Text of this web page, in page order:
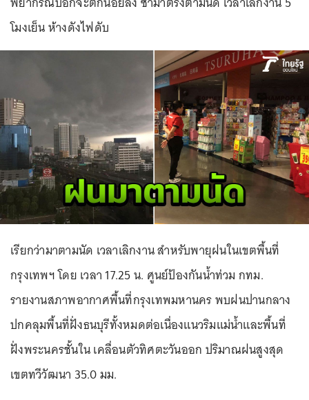
โมงเย็น ห้างดังไฟดับ
เรียกว่ามาตามนัด เวลาเลิกงาน สำหรับพายุฝนในเขตพื้นที่
กรุงเทพฯ โดย เวลา 17.25 น. ศูนย์ป้องกันน้ำท่วม กทม.
รายงานสภาพอากาศพื้นที่กรุงเทพมหานคร พบฝนปานกลาง
ปกคลุมพื้นที่ฝั่งธนบุรีทั้งหมดต่อเนื่องแนวริมแม่น้ำและพื้นที่
ฝั่งพระนครชั้นใน เคลื่อนตัวทิศตะวันออก ปริมาณฝนสูงสุด
เขตทวีวัฒนา 35.0 มม.